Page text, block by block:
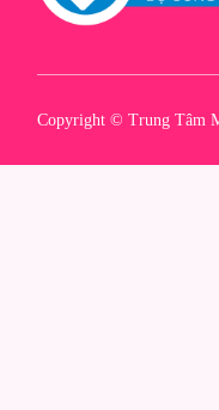
Copyright © Trung Tâm